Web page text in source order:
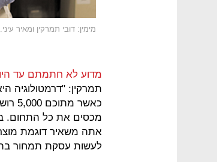
מימין: דובי תמרקין ומאיר עיני.
מדוע לא חתמתם עד
מכסים את כל התחום.
אתה משאיר דוגמת
לעשות עסקת תמחור